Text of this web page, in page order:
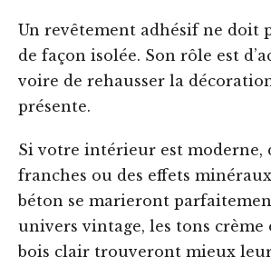
Un revêtement adhésif ne doit
de façon isolée. Son rôle est
voire de rehausser la
présente.
Si votre intérieur est moderne,
franches ou des effets
béton se marieront
univers vintage, les tons crème
bois clair trouveront mieux